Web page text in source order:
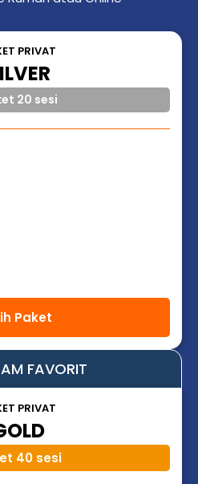
PRIVAT
20 sesi
Paket
FAVORIT
PRIVAT
40 sesi